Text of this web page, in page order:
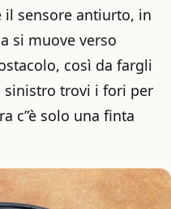
il sensore antiurto, in
si muove verso
così da fargli
sinistro trovi i fori per
c”è solo una finta